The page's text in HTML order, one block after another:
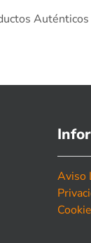
Auténticos
Aviso